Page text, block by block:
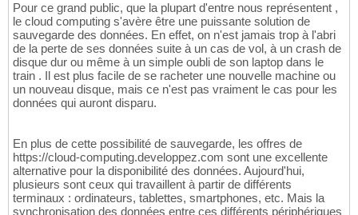
Pour ce grand public, que la plupart d'entre nous représentent ,
le cloud computing s'avère être une puissante solution de
sauvegarde des données. En effet, on n'est jamais trop à l'abri
de la perte de ses données suite à un cas de vol, à un crash de
disque dur ou même à un simple oubli de son laptop dans le
train . Il est plus facile de se racheter une nouvelle machine ou
un nouveau disque, mais ce n'est pas vraiment le cas pour les
données qui auront disparu.
En plus de cette possibilité de sauvegarde, les offres de
https://cloud-computing.developpez.com sont une excellente
alternative pour la disponibilité des données. Aujourd'hui,
plusieurs sont ceux qui travaillent à partir de différents
terminaux : ordinateurs, tablettes, smartphones, etc. Mais la
synchronisation des données entre ces différents périphériques